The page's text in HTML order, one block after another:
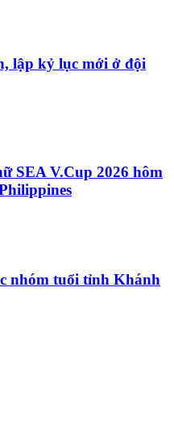
lập kỷ lục mới ở đội
SEA V.Cup 2026 hôm
nhóm tuổi tỉnh Khánh